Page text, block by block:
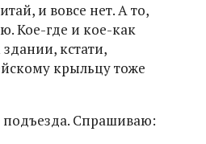
и вовсе нет. А то,
Кое-где и кое-как
кстати,
крыльцу тоже
подъезда. Спрашиваю: